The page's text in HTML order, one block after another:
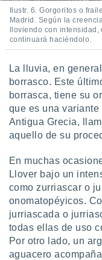
Ilustr. 6. Gorgoritos o
Madrid. Según la
lloviendo con
continuará haciéndolo.
La lluvia, en
borrasco. Este
borrasca, tiene su
que es una
Antigua Grecia,
aquello de su
En muchas
Llover bajo un
como zurriascar o
onomatopéyicos.
jurriascada o
todas ellas de uso
Por otro lado, un
aguacero